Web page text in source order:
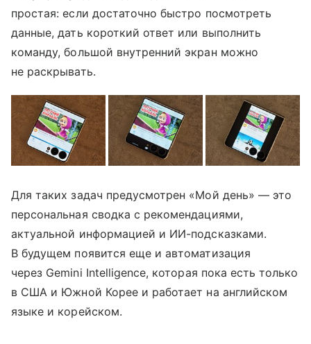
простая: если достаточно быстро посмотреть
данные, дать короткий ответ или выполнить
команду, большой внутренний экран можно
не раскрывать.
Для таких задач предусмотрен «Мой день» — это
персональная сводка с рекомендациями,
актуальной информацией и ИИ-подсказками.
В будущем появится еще и автоматизация
через Gemini Intelligence, которая пока есть только
в США и Южной Корее и работает на английском
языке и корейском.